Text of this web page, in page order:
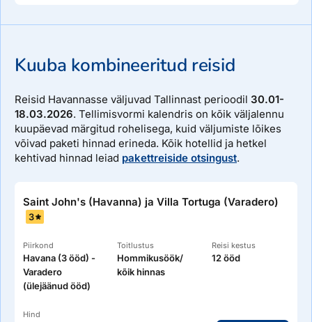
Kirjeldus
kujundatud ehtsas Kuuba stiilis.
Kuuba kombineeritud reisid
Reisid Havannasse väljuvad Tallinnast perioodil 30.01-
18.03.2026. Tellimisvormi kalendris on kõik väljalennu
kuupäevad märgitud rohelisega, kuid väljumiste lõikes
võivad paketi hinnad erineda. Kõik hotellid ja hetkel
kehtivad hinnad leiad pakettreiside otsingust.
Saint John's (Havanna) ja Villa Tortuga (Varadero)
3
Piirkond
Havana (3 ööd) -
Varadero
(ülejäänud ööd)
Toitlustus
Hommikusöök/
kõik hinnas
Reisi kestus
12 ööd
Hind